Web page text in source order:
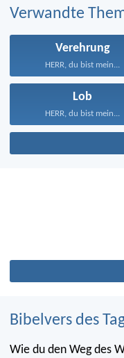
Verwandte
Verehrung
HERR, du bist mein...
Lob
HERR, du bist mein...
Bibelvers des
Wie du den Weg des